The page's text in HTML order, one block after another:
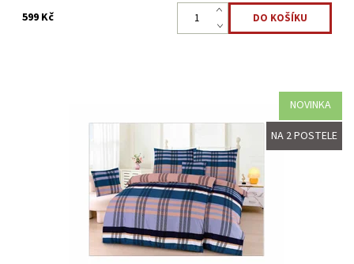
599 Kč
NOVINKA
NA 2 POSTELE
Povlečení z mikrosaténu je ideální rodinné balení právě pro vaši
ložnici. Lůžkovina je určená na dvě postele.
Speciální mikrovlákno se saténovou úpravou si zamilujete pro
Skladem >5 ks
8595248440432